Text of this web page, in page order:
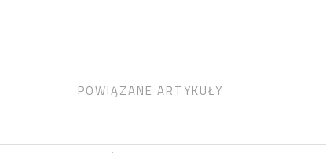
POWIĄZANE ARTYKUŁY